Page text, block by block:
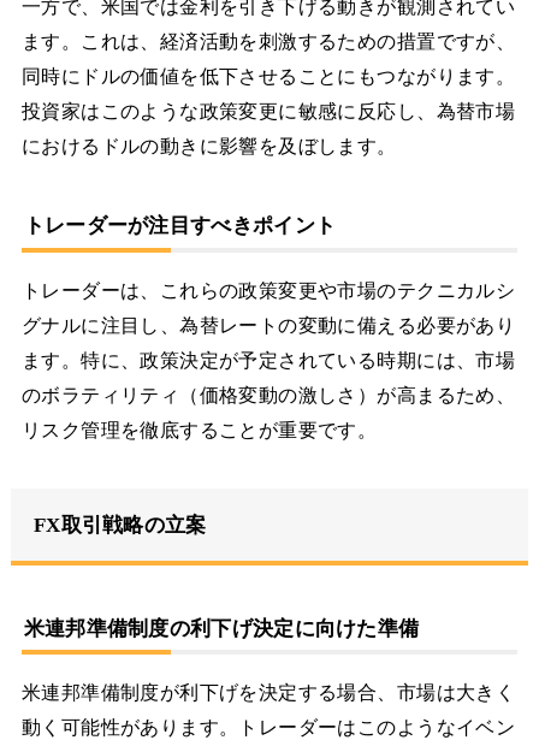
一方で、米国では金利を引き下げる動きが観測されてい
ます。これは、経済活動を刺激するための措置ですが、
同時にドルの価値を低下させることにもつながります。
投資家はこのような政策変更に敏感に反応し、為替市場
におけるドルの動きに影響を及ぼします。
トレーダーが注目すべきポイント
トレーダーは、これらの政策変更や市場のテクニカルシ
グナルに注目し、為替レートの変動に備える必要があり
ます。特に、政策決定が予定されている時期には、市場
のボラティリティ（価格変動の激しさ）が高まるため、
リスク管理を徹底することが重要です。
FX取引戦略の立案
米連邦準備制度の利下げ決定に向けた準備
米連邦準備制度が利下げを決定する場合、市場は大きく
動く可能性があります。トレーダーはこのようなイベン